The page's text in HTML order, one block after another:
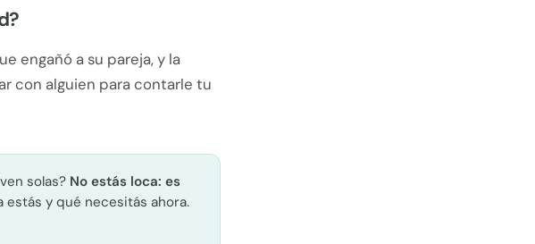
engañó a su pareja, y la
con alguien para contarle tu
solas? No estás loca: es
y qué necesitás ahora.